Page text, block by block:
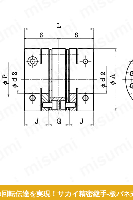
転伝達を実現！サカイ精密継手-板バ